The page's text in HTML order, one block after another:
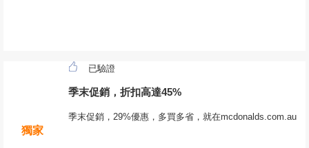
獨家
已驗證
季末促銷，折扣高達45%
季末促銷，29%優惠，多買多省，就在mcdonalds.com.au